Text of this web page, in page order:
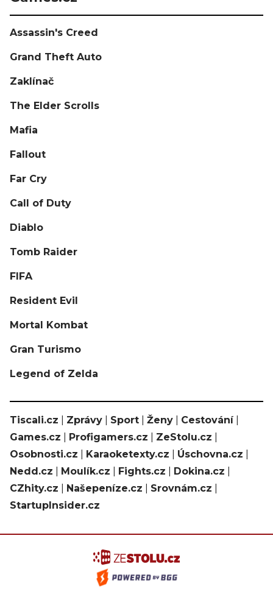
Assassin's Creed
Grand Theft Auto
Zaklínač
The Elder Scrolls
Mafia
Fallout
Far Cry
Call of Duty
Diablo
Tomb Raider
FIFA
Resident Evil
Mortal Kombat
Gran Turismo
Legend of Zelda
Tiscali.cz Zprávy Sport Ženy Cestování|
Games.cz
Profigamers.cz ZeStolu.cz
Osobnosti.cz
Karaoketexty.cz Úschovna.cz
Nedd.cz
Moulík.cz Fights.cz Dokina.cz
CZhity.cz
Našepeníze.cz Srovnám.cz
StartupInsider.cz